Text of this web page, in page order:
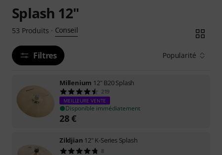
Splash 12"
53 Produits · Conseil
Filtres Popularité
Millenium 12" B20 Splash
219
MEILLEURE VENTE
Disponible immédiatement
28€
Zildjian 12" K-Series Splash
8